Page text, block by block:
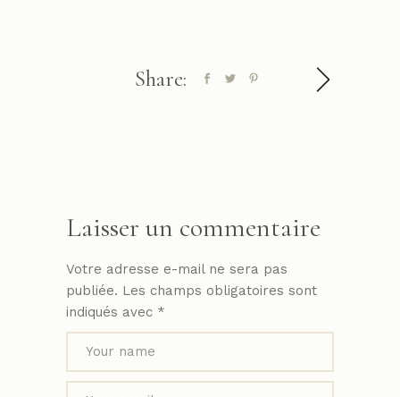
Share:
Laisser un commentaire
Votre adresse e-mail ne sera pas
publiée. Les champs obligatoires sont
indiqués avec *